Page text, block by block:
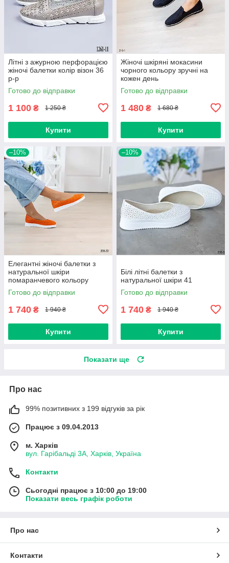
Літні з ажурною перфорацією
жіночі балетки колір візон 36
р-р
Готово до відправки
1 100 ₴ 1 250 ₴
Купити
Жіночі шкіряні мокасини
чорного кольору зручні на
кожен день
Готово до відправки
1 480 ₴ 1 680 ₴
Купити
–10%
Елегантні жіночі балетки з
натуральної шкіри
помаранчевого кольору
Готово до відправки
1 740 ₴ 1 940 ₴
Купити
–10%
Білі літні балетки з
натуральної шкіри 41
Готово до відправки
1 740 ₴ 1 940 ₴
Купити
Показати ще
Про нас
99% позитивних з 199 відгуків за рік
Працює з 09.04.2013
м. Харків
вул. Гарібальді 3А, Харків, Україна
Контакти
Сьогодні працює з 10:00 до 19:00
Показати весь графік роботи
Про нас
Контакти